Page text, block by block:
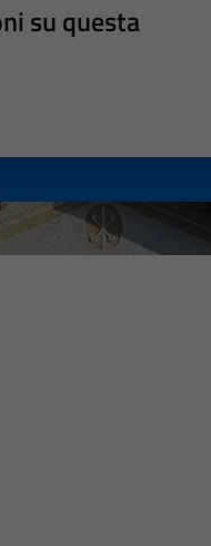
su questa